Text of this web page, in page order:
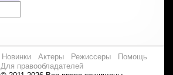
Новинки Актеры Режиссеры
Помощь
Для правообладателей